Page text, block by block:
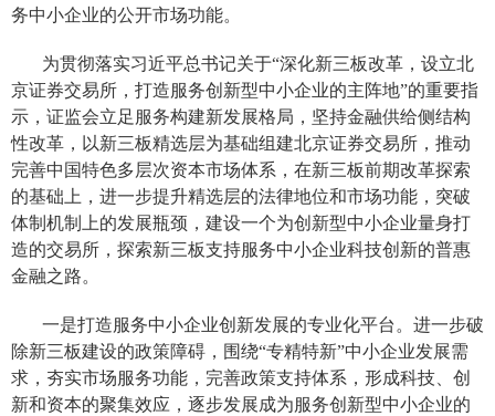
务中小企业的公开市场功能。
为贯彻落实习近平总书记关于“深化新三板改革，设立北
京证券交易所，打造服务创新型中小企业的主阵地”的重要指
示， 证监会立足服务构建新发展格局，坚持金融供给侧结构
性改革，以新三板精选层为基础组建北京证券交易所，推动
完善中国特色多层次资本市场体系，在新三板前期改革探索
的基础上，进一步提升精选层的法律地位和市场功能，突破
体制机制上的发展瓶颈，建设一个为创新型中小企业量身打
造的交易所，探索新三板支持服务中小企业科技创新的普惠
金融之路。
一是打造服务中小企业创新发展的专业化平台。进一步破
除新三板建设的政策障碍，围绕“专精特新”中小企业发展需
求，夯实市场服务功能，完善政策支持体系，形成科技、创
新和资本的聚集效应，逐步发展成为服务创新型中小企业的